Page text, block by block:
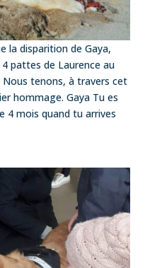
la disparition de Gaya,
pattes de Laurence au
Nous tenons, à travers cet
hommage. Gaya Tu es
4 mois quand tu arrives